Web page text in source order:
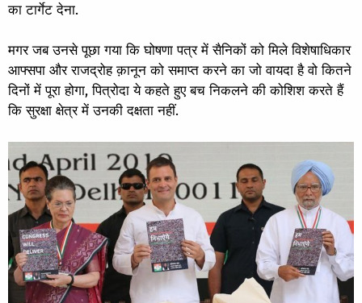
का टार्गेट देना.
मगर जब उनसे पूछा गया कि घोषणा पत्र में सैनिकों को मिले विशेषाधिकार
आफ्सपा और राजद्रोह क़ानून को समाप्त करने का जो वायदा है वो कितने
दिनों में पूरा होगा, पित्रोदा ये कहते हुए बच निकलने की कोशिश करते हैं
कि सुरक्षा क्षेत्र में उनकी दक्षता नहीं.